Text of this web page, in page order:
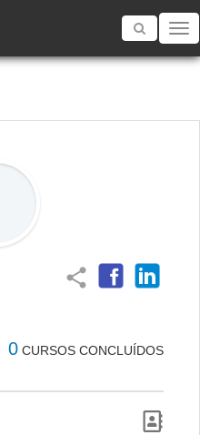
Toggle
share
0 CURSOS CONCLUÍDOS